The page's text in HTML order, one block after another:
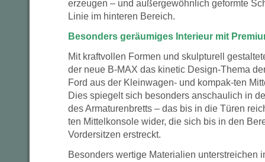
erzeugen – und außergewöhnlich geformte
Linie im hinteren Bereich.
Besonders geräumiges Interieur mit
Mit kraftvollen Formen und skulpturell
der neue B-MAX das kinetic Design-Thema
Ford aus der Kleinwagen- und kompak-ten
Dies spiegelt sich besonders anschaulich in
des Armaturenbretts – das bis in die Türen
ten Mittelkonsole wider, die sich bis in den
Vordersitzen erstreckt.
Besonders wertige Materialien unterstreichen